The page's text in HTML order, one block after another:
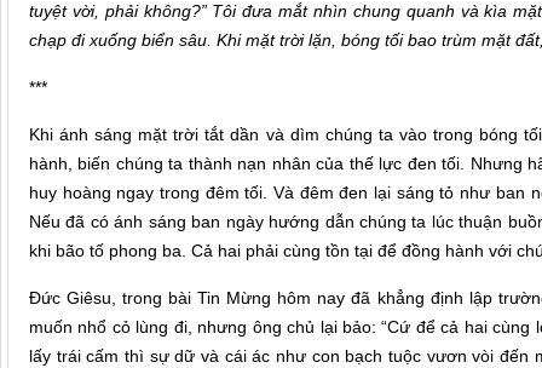
tuyệt vời, phải không?” Tôi đưa mắt nhìn chung quanh và kìa
chạp đi xuống biển sâu. Khi mặt trời lặn, bóng tối bao trùm mặt
***
Khi ánh sáng mặt trời tắt dần và dìm chúng ta vào trong bóng
hành, biến chúng ta thành nạn nhân của thế lực đen tối. Nhưng
huy hoàng ngay trong đêm tối. Và đêm đen lại sáng tỏ như ban
Nếu đã có ánh sáng ban ngày hướng dẫn chúng ta lúc thuận
khi bão tố phong ba. Cả hai phải cùng tồn tại để đồng hành với
Đức Giêsu, trong bài Tin Mừng hôm nay đã khẳng định lập
muốn nhổ cỏ lùng đi, nhưng ông chủ lại bảo: “Cứ để cả hai
lấy trái cấm thì sự dữ và cái ác như con bạch tuộc vươn vòi đến